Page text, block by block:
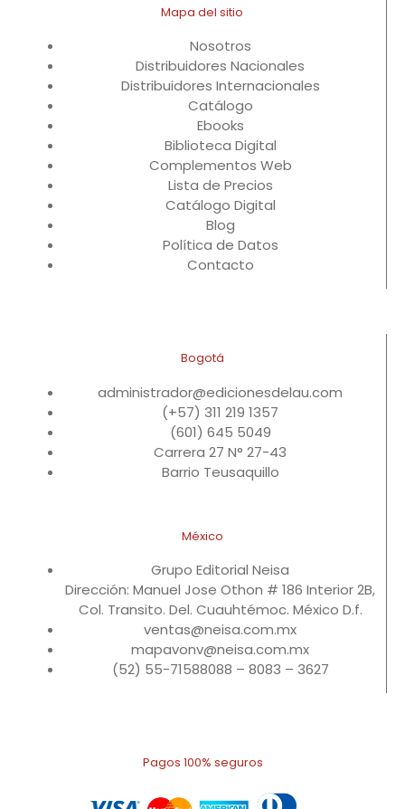
Mapa del sitio
Nosotros
Distribuidores Nacionales
Distribuidores Internacionales
Catálogo
Ebooks
Biblioteca Digital
Complementos Web
Lista de Precios
Catálogo Digital
Blog
Política de Datos
Contacto
Bogotá
administrador@edicionesdelau.com
(+57) 311 219 1357
(601) 645 5049
Carrera 27 N° 27-43
Barrio Teusaquillo
México
Grupo Editorial Neisa
Dirección: Manuel Jose Othon # 186 Interior 2B,
Col. Transito. Del. Cuauhtémoc. México D.f.
ventas@neisa.com.mx
mapavonv@neisa.com.mx
(52) 55-71588088 – 8083 – 3627
Pagos 100% seguros